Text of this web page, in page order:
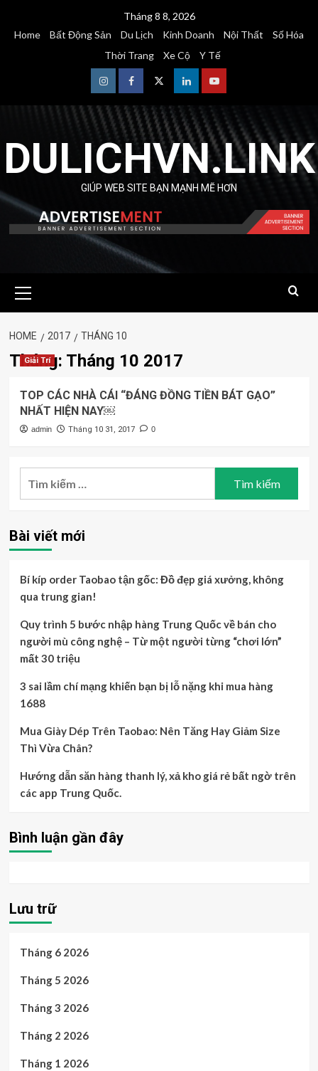
Tháng 8 8, 2026
Home
Bất Động Sản Du Lịch Kinh Doanh Nội Thất
Số Hóa
Thời Trang
Xe Cộ Y Tế
InstagramFacebookTwitterLinkedinYoutube
DULICHVN.LINK
GIÚP WEB SITE BẠN MẠNH MẼ HƠN
Menu
HOME 2017 THÁNG 10
Tháng: Tháng 10 2017
Giải Trí
TOP CÁC NHÀ CÁI “ĐÁNG ĐỒNG TIỀN BÁT GẠO”
NHẤT HIỆN NAY￼
admin Tháng 10 31, 2017 0
Bài viết mới
Bí kíp order Taobao tận gốc: Đồ đẹp giá xưởng, không
qua trung gian!
Quy trình 5 bước nhập hàng Trung Quốc về bán cho
người mù công nghệ – Từ một người từng “chơi lớn”
mất 30 triệu
3 sai lầm chí mạng khiến bạn bị lỗ nặng khi mua hàng
1688
Mua Giày Dép Trên Taobao: Nên Tăng Hay Giảm Size
Thì Vừa Chân?
Hướng dẫn săn hàng thanh lý, xả kho giá rẻ bất ngờ trên
các app Trung Quốc.
Bình luận gần đây
Lưu trữ
Tháng 6 2026
Tháng 5 2026
Tháng 3 2026
Tháng 2 2026
Tháng 1 2026